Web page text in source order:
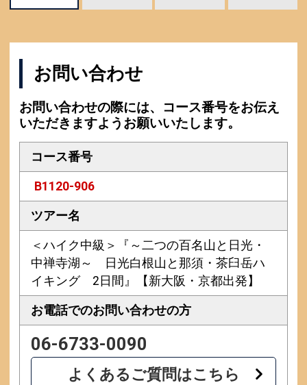
お問い合わせ
お問い合わせの際には、コース番号をお伝え
いただきますようお願いいたします。
コース番号
B1120-906
ツアー名
＜ハイク中級＞『～二つの百名山と日光・
中禅寺湖～ 日光白根山と那須・茶臼岳ハ
イキング 2日間』【新大阪・京都出発】
お電話でのお問い合わせの方
06-6733-0090
よくあるご質問はこちら